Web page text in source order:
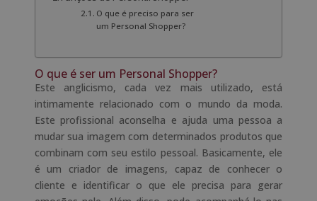
O que é preciso para ser
um Personal Shopper?
O que é ser um Personal Shopper?
Este anglicismo, cada vez mais utilizado, está
intimamente relacionado com o mundo da moda.
Este profissional aconselha e ajuda uma pessoa a
mudar sua imagem com determinados produtos que
combinam com seu estilo pessoal. Basicamente, ele
é um criador de imagens, capaz de conhecer o
cliente e identificar o que ele precisa para gerar